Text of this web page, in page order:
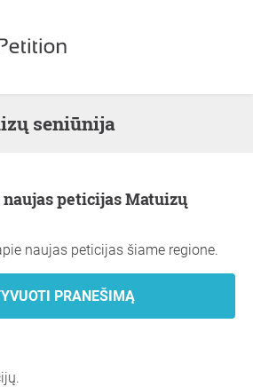
seniūnija
naujas peticijas šiame regione.